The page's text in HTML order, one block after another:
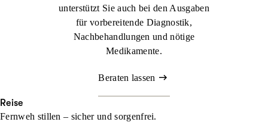
unterstützt Sie auch bei den Ausgaben
für vorbereitende Diagnostik,
Nachbehandlungen und nötige
Medikamente.
Beraten lassen
Reise
Fernweh stillen – sicher und sorgenfrei.